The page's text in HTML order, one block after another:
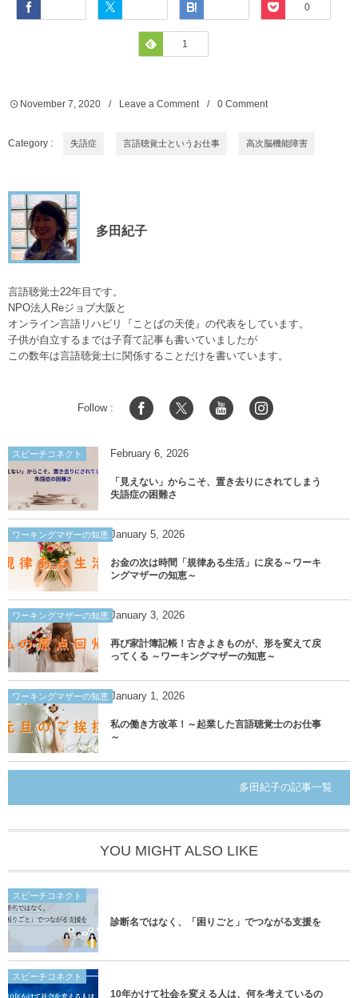
Pocket
0
Feedly
1
November 7 ,2020 Leave a Comment 0 Comment
Category : 失語症 言語聴覚士というお仕事 高次脳機能障害
多田紀子
言語聴覚士22年目です。
NPO法人Reジョブ大阪と
オンライン言語リハビリ『ことばの天使』の代表をしています。
子供が自立するまでは子育て記事も書いていましたが
この数年は言語聴覚士に関係することだけを書いています。
Follow :
スピーチコネクト February 6, 2026
「見えない」からこそ、置き去りにされてしまう
失語症の困難さ
ワーキングマザーの知恵 January 5, 2026
お金の次は時間「規律ある生活」に戻る～ワーキ
ングマザーの知恵～
ワーキングマザーの知恵 January 3, 2026
再び家計簿記帳！古きよきものが、形を変えて戻
ってくる ～ワーキングマザーの知恵～
ワーキングマザーの知恵 January 1, 2026
私の働き方改革！～起業した言語聴覚士のお仕事
～
多田紀子の記事一覧
YOU MIGHT ALSO LIKE
スピーチコネクト
診断名ではなく、「困りごと」でつながる支援を
スピーチコネクト
10年かけて社会を変える人は、何を考えているの